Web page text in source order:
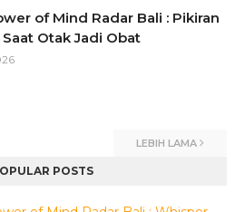
of Mind Radar Bali : Pikiran
Otak Jadi Obat
LEBIH LAMA
POSTS